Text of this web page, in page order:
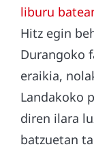
liburu
Hitz egin
Durangoko
eraikia,
Landakoko
diren ilara
batzuetan